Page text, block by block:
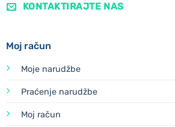
KONTAKTIRAJTE NAS
Moj račun
Moje narudžbe
Praćenje narudžbe
Moj račun